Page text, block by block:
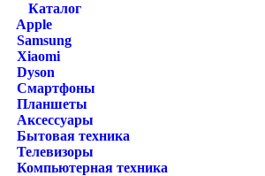
Каталог
Apple
Samsung
Xiaomi
Dyson
Смартфоны
Планшеты
Аксессуары
Бытовая техника
Телевизоры
Компьютерная техника